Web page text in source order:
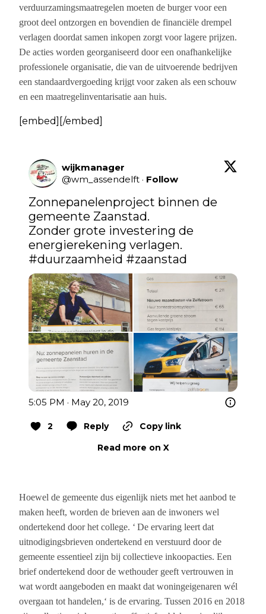
verduurzamingsmaatregelen moeten de burger voor een
groot deel ontzorgen en bovendien de financiële drempel
verlagen doordat samen inkopen zorgt voor lagere prijzen.
De acties worden georganiseerd door een onafhankelijke
professionele organisatie, dievan de uitvoerende bedrijven
een standaardvergoeding krijgt voorzaken als een schouw
en een maatregelinventarisatie aan huis.
[embed][/embed]
wijkmanager
@wm_assendelft · Follow
Zonnepanelenproject binnen de
gemeente Zaanstad.
Zonder grote investering de
#duurzaamheid #zaanstad
5:05 PM · May 20, 2019
2 Reply
Copy link
Read more on X
Hoewel de gemeente dus eigenlijk niets met het aanbod te
maken heeft, worden de brieven aan de inwoners wel
ondertekend door het college. ‘ De ervaring leert dat
uitnodigingsbrieven ondertekend en verstuurd door de
gemeente essentieel zijn bij collectieve inkoopacties. Een
brief ondertekend door de wethouder geeft vertrouwen in
wat wordt aangeboden en maakt dat woningeigenaren wél
overgaan tot handelen,‘ is de ervaring. Tussen 2016 en 2018